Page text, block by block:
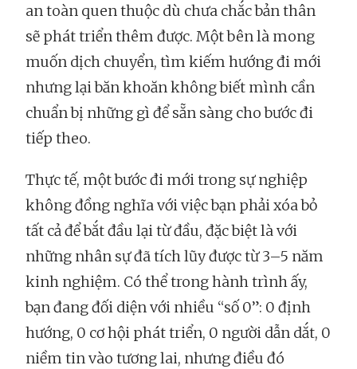
an toàn quen thuộc dù chưa chắc bản thân
sẽ phát triển thêm được. Một bên là mong
muốn dịch chuyển, tìm kiếm hướng đi mới
nhưng lại băn khoăn không biết mình cần
chuẩn bị những gì để sẵn sàng cho bước đi
tiếp theo.
Thực tế, một bước đi mới trong sự nghiệp
không đồng nghĩa với việc bạn phải xóa bỏ
tất cả để bắt đầu lại từ đầu, đặc biệt là với
những nhân sự đã tích lũy được từ 3–5 năm
kinh nghiệm. Có thể trong hành trình ấy,
bạn đang đối diện với nhiều “số 0”: 0 định
hướng, 0 cơ hội phát triển, 0 người dẫn dắt, 0
niềm tin vào tương lai, nhưng điều đó